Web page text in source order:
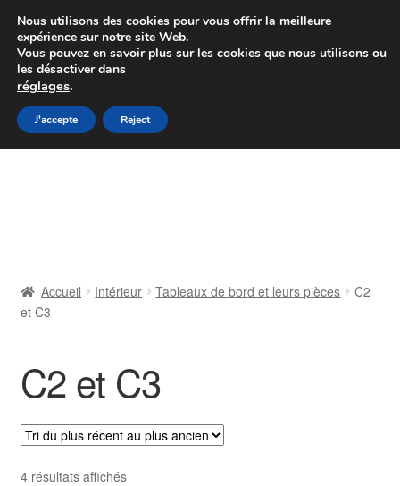
Colissimo livraison à partir de 7 EUR
Du lundi au vendredi de 9 h à 16 h
Aller
à
Aller
au
Contact
Livraison
Accueil Intérieur Tableaux de bord et leurs pièces
C2
et C3
C2 et C3
4 résultats affichésTrié
Nous utilisons des cookies pour vous offrir la meilleure
expérience sur notre site Web.
Vous pouvez en savoir plus sur les cookies que nous utilisons ou
les désactiver dans
réglages.
J'accepte Reject